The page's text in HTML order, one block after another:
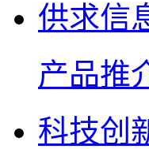
供求信
产品推
科技创